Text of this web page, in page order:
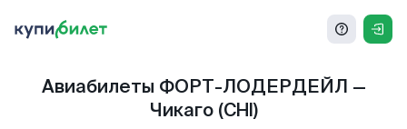
Авиабилеты ФОРТ-ЛОДЕРДЕЙЛ —
Чикаго (CHI)